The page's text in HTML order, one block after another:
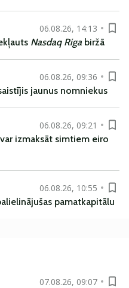
06.08.26, 14:13
Nasdaq Riga biržā
06.08.26, 09:36
jaunus nomniekus
06.08.26, 09:21
izmaksāt simtiem eiro
06.08.26, 10:55
pamatkapitālu
07.08.26, 09:07